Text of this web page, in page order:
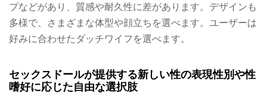
プなどがあり、質感や耐久性に差があります。デザインも
多様で、さまざまな体型や顔立ちを選べます。ユーザーは
好みに合わせたダッチワイフを選べます。
セックスドールが提供する新しい性の表現性別や性
嗜好に応じた自由な選択肢